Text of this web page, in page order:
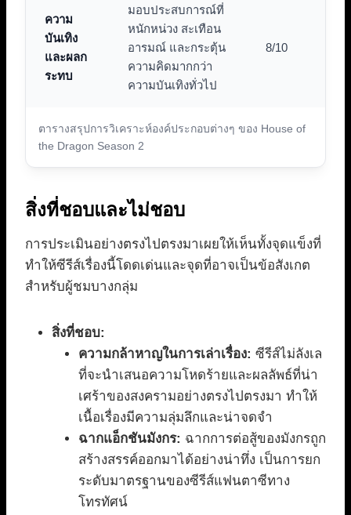
ตารางสรุปการวิเคราะห์องค์ประกอบต่างๆ ของ House of
the Dragon Season 2
ความ
บันเทิง
และผลก
ระทบ
มอบประสบการณ์ที่
หนักหน่วง สะเทือน
อารมณ์ และกระตุ้น
ความคิดมากกว่า
ความบันเทิงทั่วไป
8/10
สิ่งที่ชอบและไม่ชอบ
การประเมินอย่างตรงไปตรงมาเผยให้เห็นทั้งจุดแข็งที่
ทำให้ซีรีส์เรื่องนี้โดดเด่นและจุดที่อาจเป็นข้อสังเกต
สำหรับผู้ชมบางกลุ่ม
สิ่งที่ชอบ:
ความกล้าหาญในการเล่าเรื่อง: ซีรีส์ไม่ลังเล
ที่จะนำเสนอความโหดร้ายและผลลัพธ์ที่น่า
เศร้าของสงครามอย่างตรงไปตรงมา ทำให้
เนื้อเรื่องมีความลุ่มลึกและน่าจดจำ
ฉากแอ็กชันมังกร: ฉากการต่อสู้ของมังกรถูก
สร้างสรรค์ออกมาได้อย่างน่าทึ่ง เป็นการยก
ระดับมาตรฐานของซีรีส์แฟนตาซีทาง
โทรทัศน์